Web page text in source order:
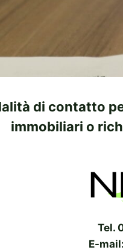
di contatto
immobiliari o
Tel.
E-